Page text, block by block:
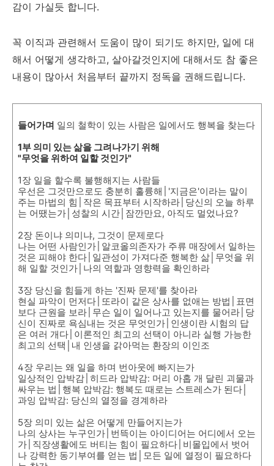
감이 가실듯 합니다.
꼭 이직과 관련해서 도움이 많이 되기도 하지만, 일에 대
해서 어떻게 생각하고, 살아갈것인지에 대해서도 참 좋은
내용이 많아서 처음부터 끝까지 정독을 권해드립니다.
들어가며 일의 철학이 있는 사람은 일에서도 행복을 찾는다
1부 의미 있는 삶을 그려나가기 위해
"무엇을 위하여 일할 것인가"
1장 일을 할수록 불행해지는 사람들
우선은 그것만으로도 충분히 훌륭해│'지금은'이라는 말이
주는 마법의 힘│작은 목표부터 시작하라│당신의 오늘 하루
는 어땠는가│성찰의 시간│잠깐만요, 아직도 멀었나요?
2장 돈이냐 의미냐, 그것이 문제로다
나는 어떤 사람인가│알코올의존자가 주류 매장에서 일하는
것은 피해야 한다│일관성이 가져다준 행복한 삶│무엇을 위
해 일할 것인가│나의 역할과 영향력을 확인하라
3장 당신을 힘들게 하는 '진짜 문제'를 찾아라
현실 파악이 먼저다│또라이 같은 상사를 없애는 방법│표면
보다 근원을 보라│무슨 일이 일어나고 있는지를 물어라│당
신이 진짜로 욕심내는 것은 무엇인가│인생이란 시험의 답
은 여러 개다│이론적인 최고의 선택이 아니라 실행 가능한
최고의 선택│내 인생을 갉아먹는 환장의 이인조
4장 우리는 왜 일을 하며 번아웃에 빠지는가
일상적인 압박감│히드라 압박감: 머리 아홉 개 달린 괴물과
싸우는 법│행복 압박감: 행복도 때로는 스트레스가 된다│
과잉 압박감: 당신의 열정을 경계하라
5장 의미 있는 삶은 어떻게 만들어지는가
나의 상사는 누구인가│번뜩이는 아이디어는 어디에서 오는
가│직장생활에도 버티는 힘이 필요하다│비몰입에서 벗어
나 강력한 동기부여를 얻는 법│모든 일에 열정이 필요하다